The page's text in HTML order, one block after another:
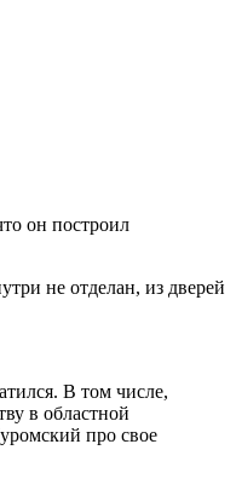
он построил
не отделан, из дверей
В том числе,
в областной
про свое